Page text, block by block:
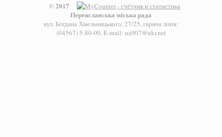
© 2017
Переяславська міська рада
вул. Богдана Хмельницького, 27/25, гаряча лінія:
(04567) 5-80-00, E-mail: ua907@ukr.net